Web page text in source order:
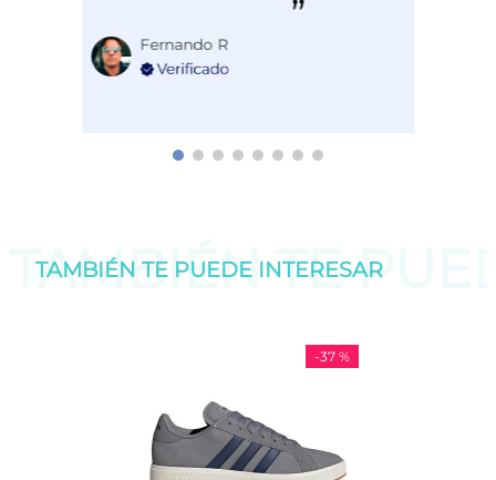
Fernando R
TAMBIÉN TE
TAMBIÉN TE PUEDE INTERESAR
-37 %